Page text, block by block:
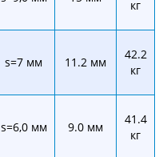
кг
s=7 мм 11.2 мм
42.2
кг
s=6,0 мм 9.0 мм
41.4
кг